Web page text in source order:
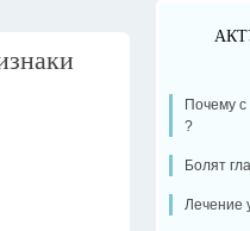
Почему
?
Болят
Лечение